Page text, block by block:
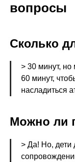
вопросы
Сколько
> 30 минут,
60 минут,
насладиться
Можно ли
> Да! Но, дети